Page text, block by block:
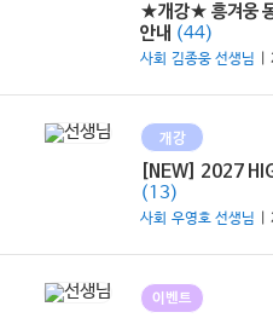
★개강★ 흥겨웅
안내 (44)
사회 김종웅 선생님 |
개강
[NEW] 2027
(13)
사회 우영호 선생님 |
이벤트